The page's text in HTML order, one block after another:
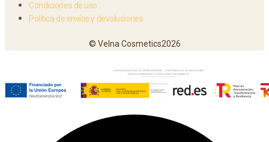
Condiciones de uso
Política de envíos y devoluciones
© Velna Cosmetics2026